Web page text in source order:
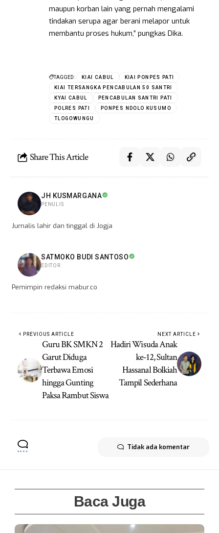
maupun korban lain yang pernah mengalami
tindakan serupa agar berani melapor untuk
membantu proses hukum,” pungkas Dika.
TAGGED: KIAI CABUL
KIAI PONPES PATI
KIAI TERSANGKA PENCABULAN 50 SANTRI
KYAI CABUL
PENCABULAN SANTRI PATI
POLRES PATI
PONPES NDOLO KUSUMO
TLOGOWUNGU
Share This Article
JH KUSMARGANA
PENULIS
Jurnalis lahir dan tinggal di Jogja
SATMOKO BUDI SANTOSO
EDITOR
Pemimpin redaksi mabur.co
PREVIOUS ARTICLE
Guru BK SMKN 2
Garut Diduga
Terbawa Emosi
hingga Gunting
Paksa Rambut Siswa
NEXT ARTICLE
Hadiri Wisuda Anak
ke-12, Sultan
Hassanal Bolkiah
Tampil Sederhana
Tidak ada komentar
Baca Juga